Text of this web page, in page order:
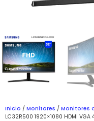
Inicio / Monitores / Monitores
LC32R500 1920×1080 HDMI VGA